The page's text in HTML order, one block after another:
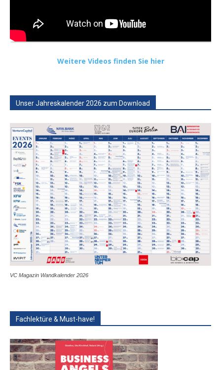
Weitere Videos finden Sie hier
Unser Jahreskalender 2026 zum Download
VC Magazin Wandkalender 2026
Fachlektüre & Must-have!